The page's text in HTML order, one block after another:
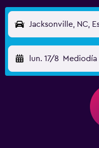
lun. 17/8 Mediodía